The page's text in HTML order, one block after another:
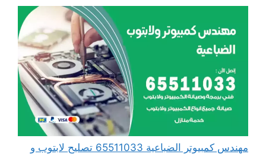
مهندس كمبيوتر الضباعية 65511033 تصليح لابتوب و